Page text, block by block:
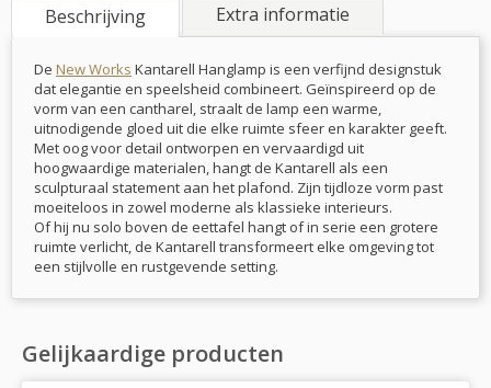
Beschrijving Extra informatie
De New Works Kantarell Hanglamp is een verfijnd designstuk
dat elegantie en speelsheid combineert. Geïnspireerd op de
vorm van een cantharel, straalt de lamp een warme,
uitnodigende gloed uit die elke ruimte sfeer en karakter geeft.
Met oog voor detail ontworpen en vervaardigd uit
hoogwaardige materialen, hangt de Kantarell als een
sculpturaal statement aan het plafond. Zijn tijdloze vorm past
moeiteloos in zowel moderne als klassieke interieurs.
Of hij nu solo boven de eettafel hangt of in serie een grotere
ruimte verlicht, de Kantarell transformeert elke omgeving tot
een stijlvolle en rustgevende setting.
Gelijkaardige producten